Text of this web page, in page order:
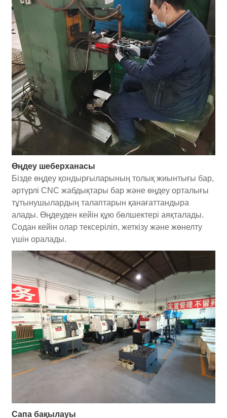
Өңдеу шеберханасы
Бізде өңдеу қондырғыларының толық жиынтығы бар,
әртүрлі CNC жабдықтары бар және өңдеу орталығы
тұтынушылардың талаптарын қанағаттандыра
алады. Өңдеуден кейін құю бөлшектері аяқталады.
Содан кейін олар тексеріліп, жеткізу және жөнелту
үшін оралады.
Сапа бақылауы